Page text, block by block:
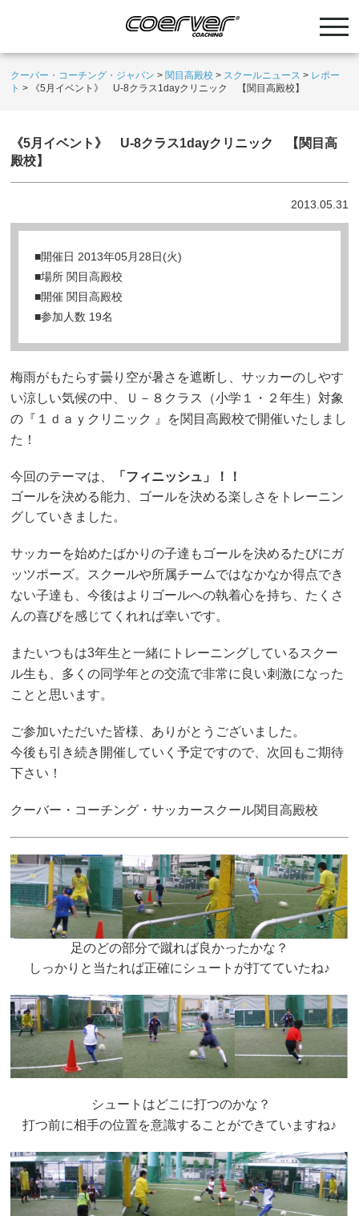
クーバー・コーチング・ジャパン > 関目高殿校 > スクールニュース > レポー
ト > 《5月イベント》 U-8クラス1dayクリニック 【関目高殿校】
《5月イベント》 U-8クラス1dayクリニック 【関目高
殿校】
2013.05.31
■開催日 2013年05月28日(火)
■場所 関目高殿校
■開催 関目高殿校
■参加人数 19名
梅雨がもたらす曇り空が暑さを遮断し、サッカーのしやす
い涼しい気候の中、
Ｕ－８クラス（小学１・２年生）対象
の『１ｄａｙクリニック 』を関目高殿校で開催いたしまし
た！
今回のテーマは、
「フィニッシュ」！！
ゴールを決める能力、ゴールを決める楽しさをトレーニン
グしていきました。
サッカーを始めたばかりの子達もゴールを決めるたびにガ
ッツポーズ。スクールや所属チームではなかなか得点でき
ない子達も、今後はよりゴールへの執着心を持ち、たくさ
んの喜びを感じてくれれば幸いです。
またいつもは3年生と一緒にトレーニングしているスクー
ル生も、多くの同学年との交流で非常に良い刺激になった
ことと思います。
ご参加いただいた皆様、ありがとうございました。
今後も引き続き開催していく予定ですので、次回もご期待
下さい！
クーバー・コーチング・サッカースクール関目高殿校
足のどの部分で蹴れば良かったかな？
しっかりと当たれば正確にシュートが打てていたね♪
シュートはどこに打つのかな？
打つ前に相手の位置を意識することができていますね♪